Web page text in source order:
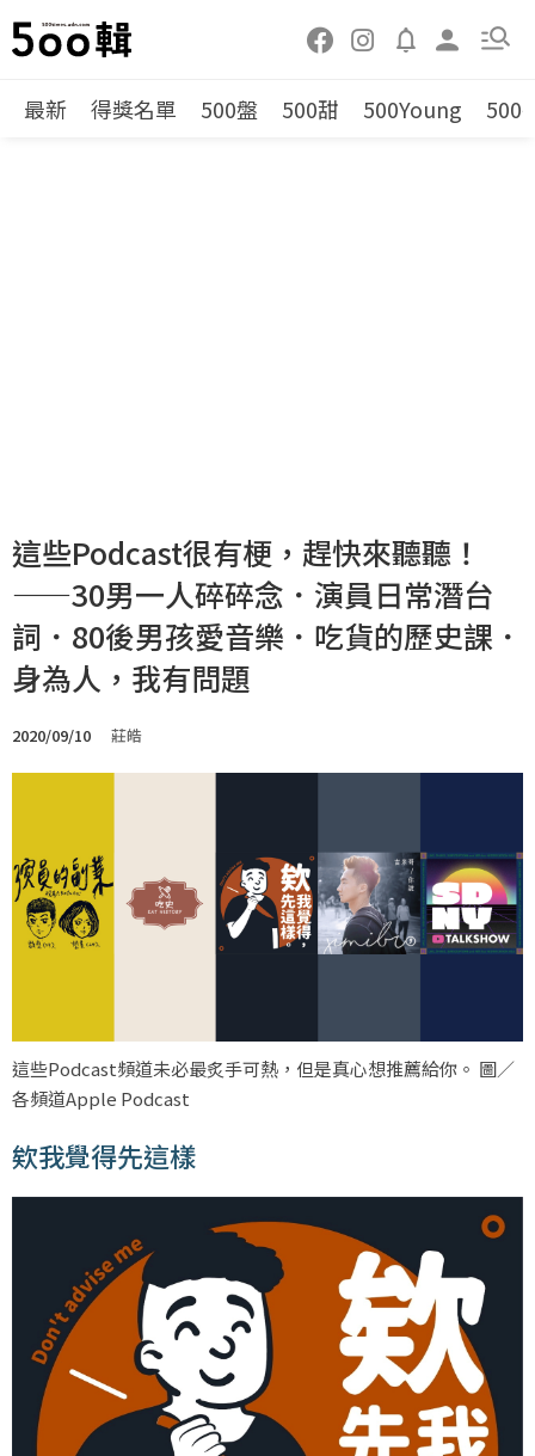
最新 得獎名單 500盤 500甜 500Young 500
這些Podcast很有梗，趕快來聽聽！
——30男一人碎碎念．演員日常潛台
詞．80後男孩愛音樂．吃貨的歷史課．
身為人，我有問題
2020/09/10 莊皓
這些Podcast頻道未必最炙手可熱，但是真心想推薦給你。 圖／
各頻道Apple Podcast
欸我覺得先這樣